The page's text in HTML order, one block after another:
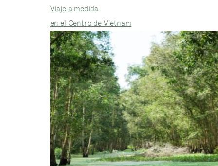
Viaje a medida
en el Centro de Vietnam